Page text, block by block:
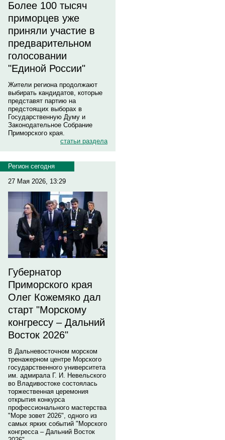
Более 100 тысяч
приморцев уже
приняли участие в
предварительном
голосовании
"Единой России"
Жители региона продолжают
выбирать кандидатов, которые
представят партию на
предстоящих выборах в
Государственную Думу и
Законодательное Собрание
Приморского края.
статьи раздела
Регион сегодня
27 Мая 2026, 13:29
Губернатор
Приморского края
Олег Кожемяко дал
старт "Морскому
конгрессу – Дальний
Восток 2026"
В Дальневосточном морском
тренажерном центре Морского
государственного университета
им. адмирала Г. И. Невельского
во Владивостоке состоялась
торжественная церемония
открытия конкурса
профессионального мастерства
"Море зовет 2026", одного из
самых ярких событий "Морского
конгресса – Дальний Восток